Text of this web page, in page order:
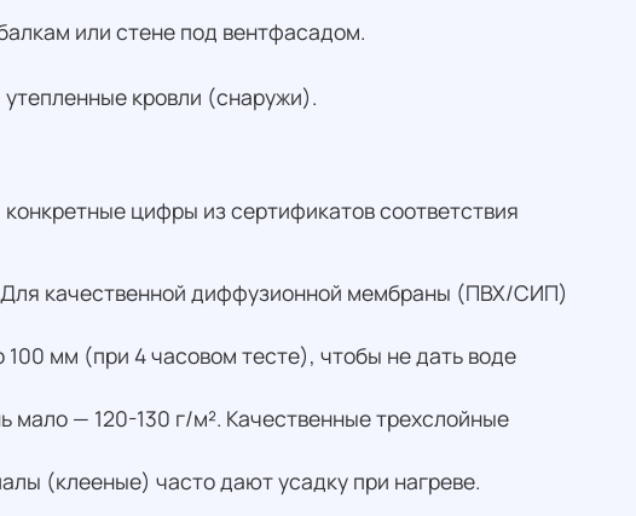
или стене под вентфасадом.
кровли (снаружи).
цифры из сертификатов соответствия
Для качественной диффузионной мембраны (ПВХ/СИП)
мм (при 4 часовом тесте), чтобы не дать воде
— 120-130 г/м². Качественные трехслойные
(клееные) часто дают усадку при нагреве.